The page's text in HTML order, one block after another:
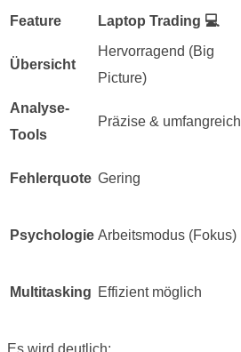
Feature Laptop Trading 💻
Übersicht
Hervorragend (Big
Picture)
Analyse-
Tools
Präzise & umfangreich
Fehlerquote Gering
Psychologie Arbeitsmodus (Fokus)
Multitasking Effizient möglich